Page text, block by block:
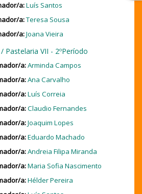
a:Luís Santos
a:Teresa Sousa
a:Joana Vieira
Pastelaria VII - 2ºPeríodo
a:Arminda Campos
a:Ana Carvalho
a:Luís Correia
a:Claudio Fernandes
a:Joaquim Lopes
a:Eduardo Machado
a:Andreia Filipa Miranda
a:Maria Sofia Nascimento
a:Hélder Pereira